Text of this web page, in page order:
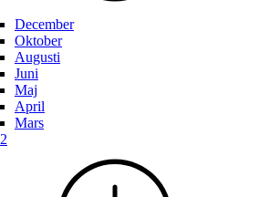
December
Oktober
Augusti
Juni
Maj
April
Mars